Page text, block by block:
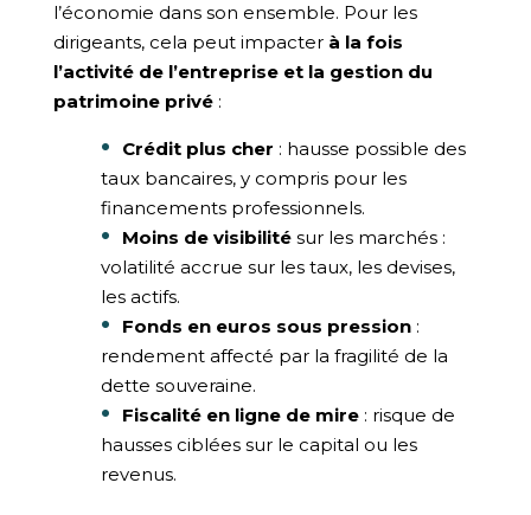
l’économie dans son ensemble. Pour les
dirigeants, cela peut impacter à la fois
l’activité de l’entreprise et la gestion du
patrimoine privé:
Crédit plus cher : hausse possible des
taux bancaires, y compris pour les
financements professionnels.
Moins de visibilitésur les marchés :
volatilité accrue sur les taux, les devises,
les actifs.
Fonds en euros sous pression:
rendement affecté par la fragilité de la
dette souveraine.
Fiscalité en ligne de mire: risque de
hausses ciblées sur le capital ou les
revenus.